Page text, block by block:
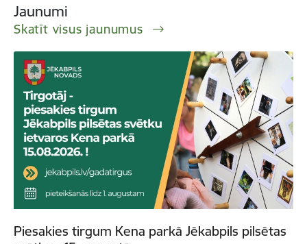
Jaunumi
Skatīt visus jaunumus
Piesakies tirgum Kena parkā Jēkabpils pilsētas